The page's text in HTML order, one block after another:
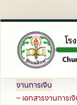
Skip
content
งานการเงิน
– เอกสารงานการเ